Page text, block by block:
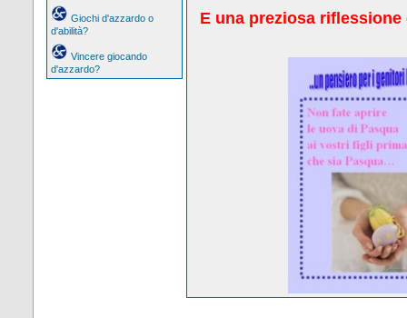
Giochi d'azzardo o
d'abilità?
Vincere giocando
d'azzardo?
E una preziosa